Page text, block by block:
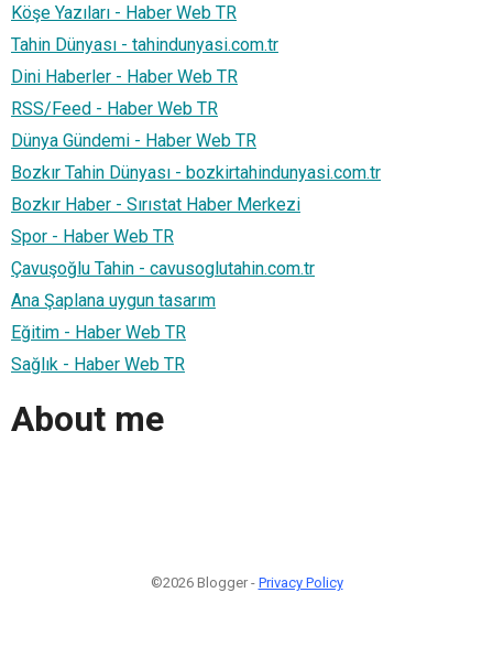
Köşe Yazıları - Haber Web TR
Tahin Dünyası - tahindunyasi.com.tr
Dini Haberler - Haber Web TR
RSS/Feed - Haber Web TR
Dünya Gündemi - Haber Web TR
Bozkır Tahin Dünyası - bozkirtahindunyasi.com.tr
Bozkır Haber - Sırıstat Haber Merkezi
Spor - Haber Web TR
Çavuşoğlu Tahin - cavusoglutahin.com.tr
Ana Şaplana uygun tasarım
Eğitim - Haber Web TR
Sağlık - Haber Web TR
About me
©2026 Blogger - Privacy Policy